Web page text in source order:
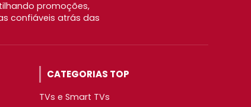
promoções,
confiáveis atrás das
CATEGORIAS TOP
TVs e Smart TVs